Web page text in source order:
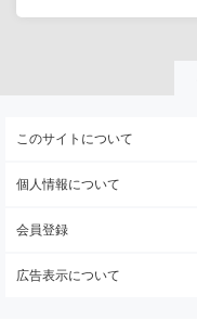
このサイトについて
個人情報について
会員登録
広告表示について